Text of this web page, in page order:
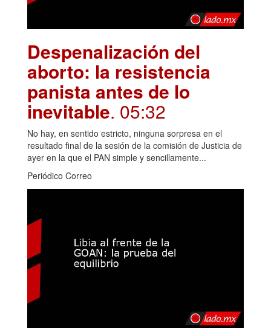
Despenalización del
aborto: la resistencia
panista antes de lo
inevitable. 05:32
No hay, en sentido estricto, ninguna sorpresa en el
resultado final de la sesión de la comisión de Justicia de
ayer en la que el PAN simple y sencillamente...
Periódico Correo